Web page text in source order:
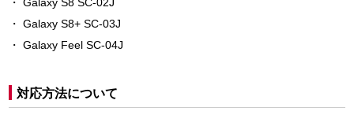
Galaxy S8+ SC-03J
Galaxy Feel SC-04J
対応方法について